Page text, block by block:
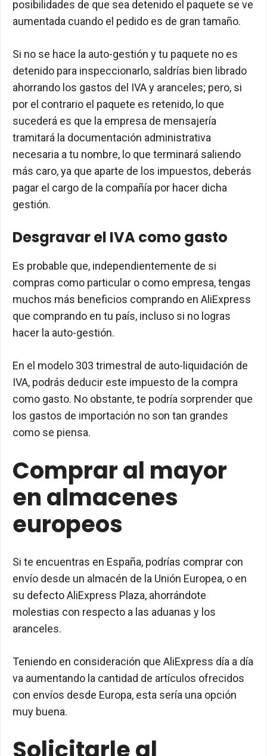
posibilidades de que sea detenido el paquete se ve
aumentada cuando el pedido es de gran tamaño.
Si no se hace la auto-gestión y tu paquete no es
detenido para inspeccionarlo, saldrías bien librado
ahorrando los gastos del IVA y aranceles; pero, si
por el contrario el paquete es retenido, lo que
sucederá es que la empresa de mensajería
tramitará la documentación administrativa
necesaria a tu nombre, lo que terminará saliendo
más caro, ya que aparte de los impuestos, deberás
pagar el cargo de la compañía por hacer dicha
gestión.
Desgravar el IVA como gasto
Es probable que, independientemente de si
compras como particular o como empresa, tengas
muchos más beneficios comprando en AliExpress
que comprando en tu país, incluso si no logras
hacer la auto-gestión.
En el modelo 303 trimestral de auto-liquidación de
IVA, podrás deducir este impuesto de la compra
como gasto. No obstante, te podría sorprender que
los gastos de importación no son tan grandes
como se piensa.
Comprar al mayor
en almacenes
europeos
Si te encuentras en España, podrías comprar con
envío desde un almacén de la Unión Europea, o en
su defecto AliExpress Plaza, ahorrándote
molestias con respecto a las aduanas y los
aranceles.
Teniendo en consideración que AliExpress día a día
va aumentando la cantidad de artículos ofrecidos
con envíos desde Europa, esta sería una opción
muy buena.
Solicitarle al